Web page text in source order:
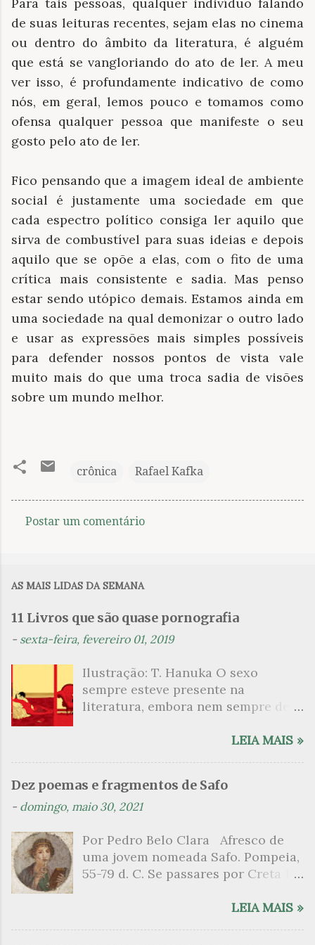
de suas leituras recentes, sejam elas no cinema
ou dentro do âmbito da literatura, é alguém
que está se vangloriando do ato de ler. A meu
ver isso, é profundamente indicativo de como
nós, em geral, lemos pouco e tomamos como
ofensa qualquer pessoa que manifeste o seu
gosto pelo ato de ler.
Fico pensando que a imagem ideal de ambiente
social é justamente uma sociedade em que
cada espectro político consiga ler aquilo que
sirva de combustível para suas ideias e depois
aquilo que se opõe a elas, com o fito de uma
crítica mais consistente e sadia. Mas penso
estar sendo utópico demais. Estamos ainda em
uma sociedade na qual demonizar o outro lado
e usar as expressões mais simples possíveis
para defender nossos pontos de vista vale
muito mais do que uma troca sadia de visões
sobre um mundo melhor.
crônica Rafael Kafka
n
t
i
o
Postar um comentário
AS MAIS LIDAS DA SEMANA
11 Livros que são quase pornografia
- sexta-feira, fevereiro 01, 2019
Ilustração: T. Hanuka O sexo
sempre esteve presente na
literatura, embora nem sempre de
que mergulharam em sua própria
psicanalítico e findaram por revelar
a partir dessa intimidade o lado
apresenta um conjunto de livros
nos quais os escritores se
desnudam, livros que dispensam o
tom. Christine Angot, até o presente
uma romancista francesa quase
LEIA MAIS »
Dez poemas e fragmentos de Safo
- domingo, maio 30, 2021
Por Pedro Belo Clara Afresco de
uma jovem nomeada Safo. Pompeia,
55-79 d. C. Se passares por Creta 1
grato é o pomar de macieiras e do
LEIA MAIS »